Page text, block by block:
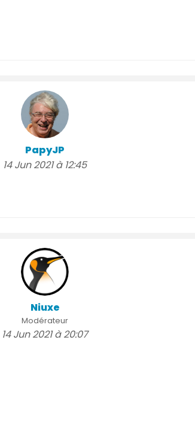
PapyJP
14 Jun 2021 à 12:45
Niuxe
Modérateur
14 Jun 2021 à 20:07